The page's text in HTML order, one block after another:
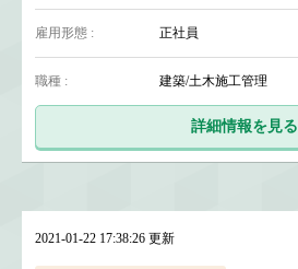
雇用形態 : 正社員
職種 : 建築/土木施工管理
詳細情報を見る
2021-01-22 17:38:26 更新